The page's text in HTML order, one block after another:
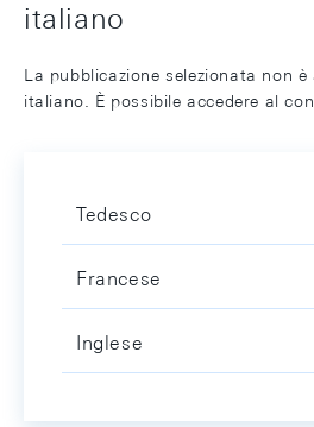
italiano
La pubblicazione selezionata non
italiano. È possibile accedere al
Tedesco
Francese
Inglese